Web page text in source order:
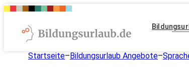
Startseite–Bildungsurlaub Angebote–